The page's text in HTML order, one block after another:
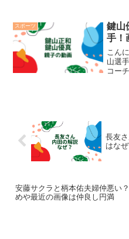
けて
なで
スポーツ
鍵山
手！
こん
山選
コー
長友
はな
安藤サクラと柄本佑夫婦仲悪い
めや最近の画像は仲良し円満